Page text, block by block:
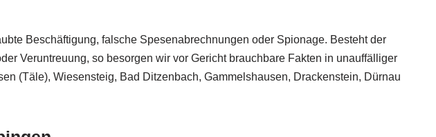
Beschäftigung, falsche Spesenabrechnungen oder Spionage. Besteht der
Veruntreuung, so besorgen wir vor Gericht brauchbare Fakten in unauffälliger
(Täle), Wiesensteig, Bad Ditzenbach, Gammelshausen, Drackenstein, Dürnau